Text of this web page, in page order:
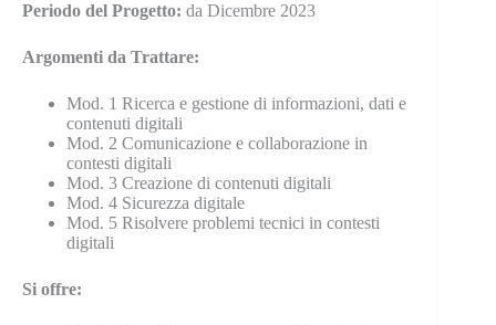
Periodo del Progetto: da Dicembre 2023
Argomenti da Trattare:
Mod. 1 Ricerca e gestione di informazioni, dati e
contenuti digitali
Mod. 2 Comunicazione e collaborazione in
contesti digitali
Mod. 3 Creazione di contenuti digitali
Mod. 4 Sicurezza digitale
Mod. 5 Risolvere problemi tecnici in contesti
digitali
Si offre: